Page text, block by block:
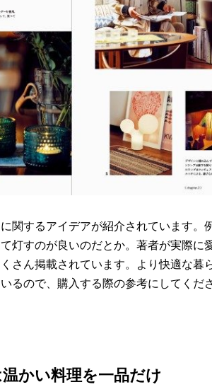
関するアイデアが紹介されています。
灯すのが良いのだとか。著者が実際に
さん掲載されています。より快適な暮
るので、購入する際の参考にしてくだ
かい料理を一品だけ